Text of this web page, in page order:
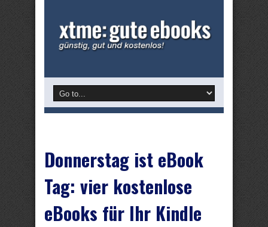
Donnerstag ist eBook
Tag: vier kostenlose
eBooks für Ihr Kindle